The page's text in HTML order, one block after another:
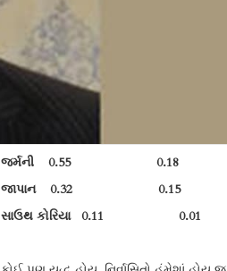
જર્મની 0.55 0.18
જાપાન 0.32 0.15
સાઉથ કોરિયા 0.11 0.01